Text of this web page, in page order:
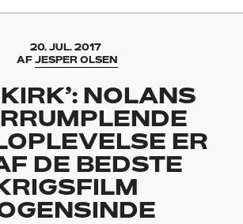
20. JUL. 2017
AFJESPER OLSEN
NOLANS
ER
DE BEDSTE